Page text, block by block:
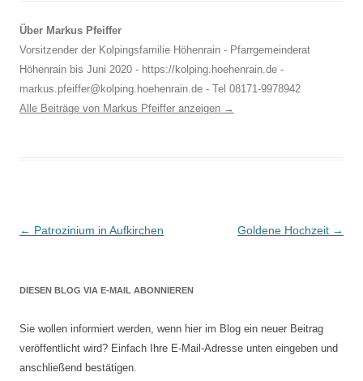
Über Markus Pfeiffer
Vorsitzender der Kolpingsfamilie Höhenrain - Pfarrgemeinderat
Höhenrain bis Juni 2020 - https://kolping.hoehenrain.de -
markus.pfeiffer@kolping.hoehenrain.de - Tel 08171-9978942
Alle Beiträge von Markus Pfeiffer anzeigen →
Beitragsnavigation
← Patrozinium in Aufkirchen Goldene Hochzeit →
DIESEN BLOG VIA E-MAIL ABONNIEREN
Sie wollen informiert werden, wenn hier im Blog ein neuer Beitrag
veröffentlicht wird? Einfach Ihre E-Mail-Adresse unten eingeben und
anschließend bestätigen.